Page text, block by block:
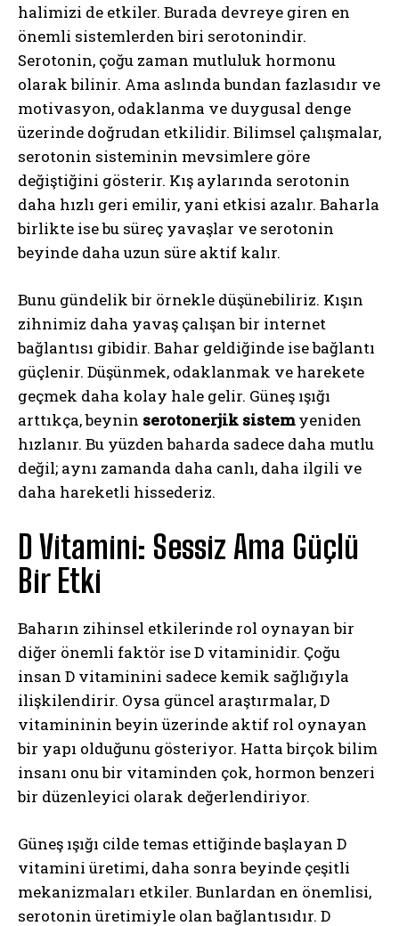
halimizi de etkiler. Burada devreye giren en
önemli sistemlerden biri serotonindir.
Serotonin, çoğu zaman mutluluk hormonu
olarak bilinir. Ama aslında bundan fazlasıdır ve
motivasyon, odaklanma ve duygusal denge
üzerinde doğrudan etkilidir. Bilimsel çalışmalar,
serotonin sisteminin mevsimlere göre
değiştiğini gösterir. Kış aylarında serotonin
daha hızlı geri emilir, yani etkisi azalır. Baharla
birlikte ise bu süreç yavaşlar ve serotonin
beyinde daha uzun süre aktif kalır.
Bunu gündelik bir örnekle düşünebiliriz. Kışın
zihnimiz daha yavaş çalışan bir internet
bağlantısı gibidir. Bahar geldiğinde ise bağlantı
güçlenir. Düşünmek, odaklanmak ve harekete
geçmek daha kolay hale gelir. Güneş ışığı
arttıkça, beynin serotonerjik sistemyeniden
hızlanır. Bu yüzden baharda sadece daha mutlu
değil; aynı zamanda daha canlı, daha ilgili ve
daha hareketli hissederiz.
D Vitamini: Sessiz Ama Güçlü
Bir Etki
Baharın zihinsel etkilerinde rol oynayan bir
diğer önemli faktör ise D vitaminidir. Çoğu
insan D vitaminini sadece kemik sağlığıyla
ilişkilendirir. Oysa güncel araştırmalar, D
vitamininin beyin üzerinde aktif rol oynayan
bir yapı olduğunu gösteriyor. Hatta birçok bilim
insanı onu bir vitaminden çok, hormon benzeri
bir düzenleyici olarak değerlendiriyor.
Güneş ışığı cilde temas ettiğinde başlayan D
vitamini üretimi, daha sonra beyinde çeşitli
mekanizmaları etkiler. Bunlardan en önemlisi,
serotonin üretimiyle olan bağlantısıdır. D